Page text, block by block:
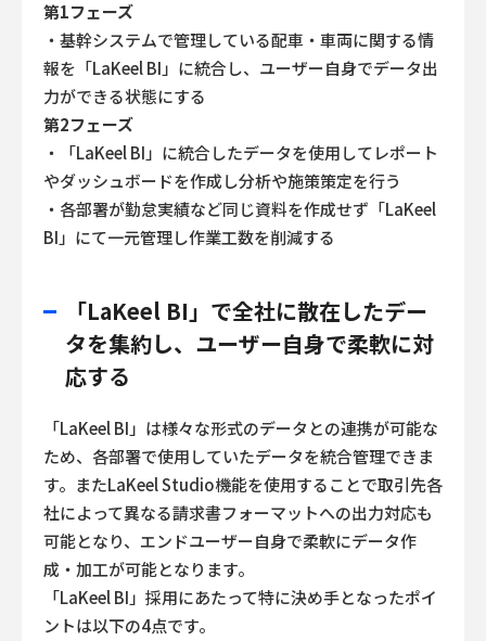
第1フェーズ
・基幹システムで管理している配車・車両に関する情
報を「LaKeel BI」に統合し、ユーザー自身でデータ出
力ができる状態にする
第2フェーズ
・「LaKeel BI」に統合したデータを使用してレポート
やダッシュボードを作成し分析や施策策定を行う
・各部署が勤怠実績など同じ資料を作成せず「LaKeel
BI」にて一元管理し作業工数を削減する
「LaKeel BI」で全社に散在したデー
タを集約し、ユーザー自身で柔軟に対
応する
「LaKeel BI」は様々な形式のデータとの連携が可能な
ため、各部署で使用していたデータを統合管理できま
す。またLaKeel Studio機能を使用することで取引先各
社によって異なる請求書フォーマットへの出力対応も
可能となり、エンドユーザー自身で柔軟にデータ作
成・加工が可能となります。
「LaKeel BI」採用にあたって特に決め手となったポイ
ントは以下の4点です。